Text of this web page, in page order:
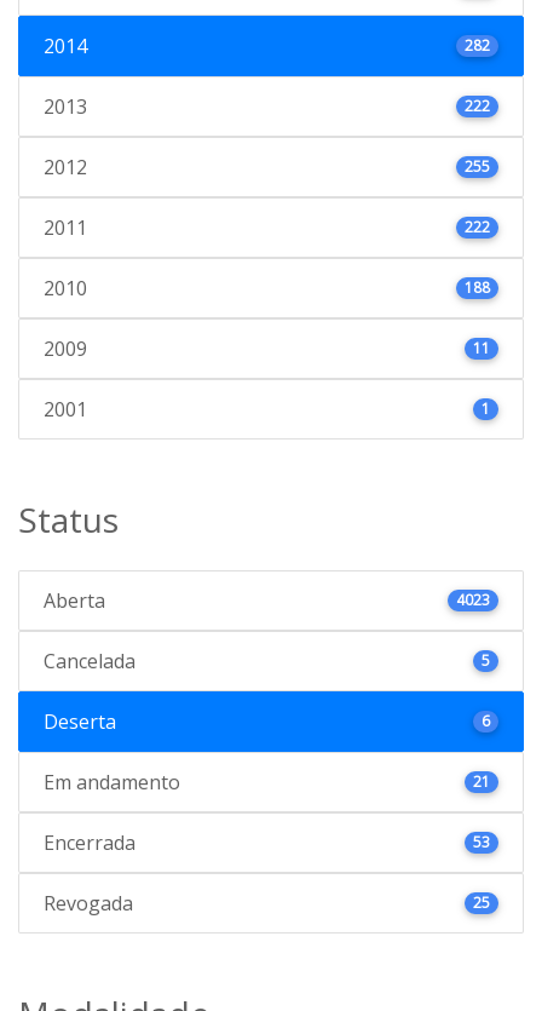
2014 282
2013 222
2012 255
2011 222
2010 188
2009 11
2001 1
Status
Aberta 4023
Cancelada 5
Deserta 6
Em andamento 21
Encerrada 53
Revogada 25